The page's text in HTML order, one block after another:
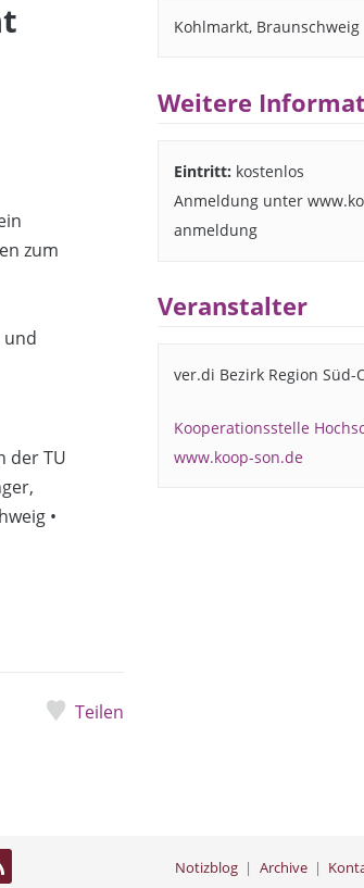
zum
und
der TU
•
Teilen
Kohlmarkt, Braunschweig
Weitere
Eintritt: kostenlos
Anmeldung unter
anmeldung
Veranstalter
ver.di Bezirk Region Süd-
Kooperationsstelle
www.koop-son.de
Notizblog Archive